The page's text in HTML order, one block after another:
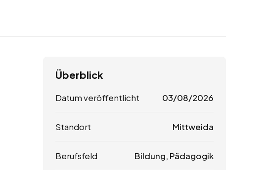
Überblick
Datum veröffentlicht 03/08/2026
Standort Mittweida
Berufsfeld Bildung, Pädagogik